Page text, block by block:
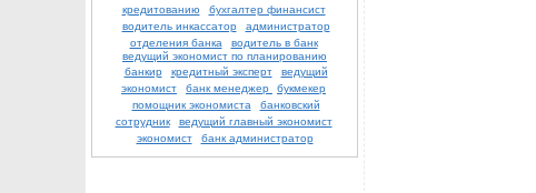
кредитованию
бухгалтер финансист
водитель инкассатор
администратор
отделения банка
водитель в банк
ведущий экономист по планированию
банкир
кредитный эксперт
ведущий
экономист
банк менеджер
букмекер
помощник экономиста
банковский
сотрудник
ведущий главный экономист
экономист
банк администратор